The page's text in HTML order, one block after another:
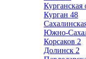
Курганская
Курган 48
Южно-
Корсаков 2
Долинск 2